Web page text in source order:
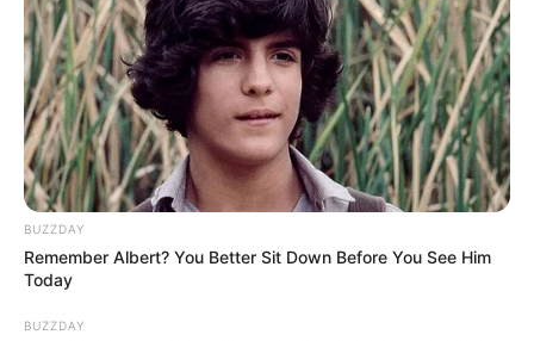
ΣΑΣ ΣΤΟ ΔΙΑΔΙΚΤΥΟ, Η ΑΠΛΑ ΔΕΝ ΤΑ
ΚΑΤΑΦΕΡΝΕΤΕ ΜΕ ΑΥΤΑ, ΜΠΟΡΕΙΤΕ ΝΑ ΜΟΥ
ΚΑΤΑΘΕΣΕΤΕ ΣΕ ΛΟΓΑΡΙΑΣΜΟ ΣΤΗΝ ΕΘΝΙΚΗ
ΜΕ IBAN GR9501104880000048834149733
(ΣΤΟ ΟΝΟΜΑ ΕΥΤΥΧΙΑ ΝΙΚΑ) ΓΡΑΦΟΝΤΑΣ ΩΣ
ΔΙΚΑΙΟΛΟΓΙΑ “ΔΩΡΕΑ” ΚΑΙ ΑΝ ΘΕΛΕΤΕ ΚΑΙ ΤΟ
ΟΝΟΜΑ ΣΑΣ ΓΙΑ ΝΑ ΜΠΟΡΩ ΝΑ ΞΕΡΩ ΠΟΙΟΙ ΜΕ
ΒΟΗΘΑΤΕ
BUZZDAY
Remember Albert? You Better Sit Down Before You See Him
Today
BUZZDAY